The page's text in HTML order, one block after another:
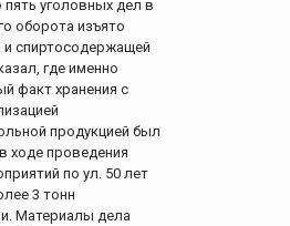
уголовных дел в
оборота изъято
и спиртосодержащей
где именно
факт хранения с
продукцией был
ходе проведения
по ул. 50 лет
3 тонн
Материалы дела